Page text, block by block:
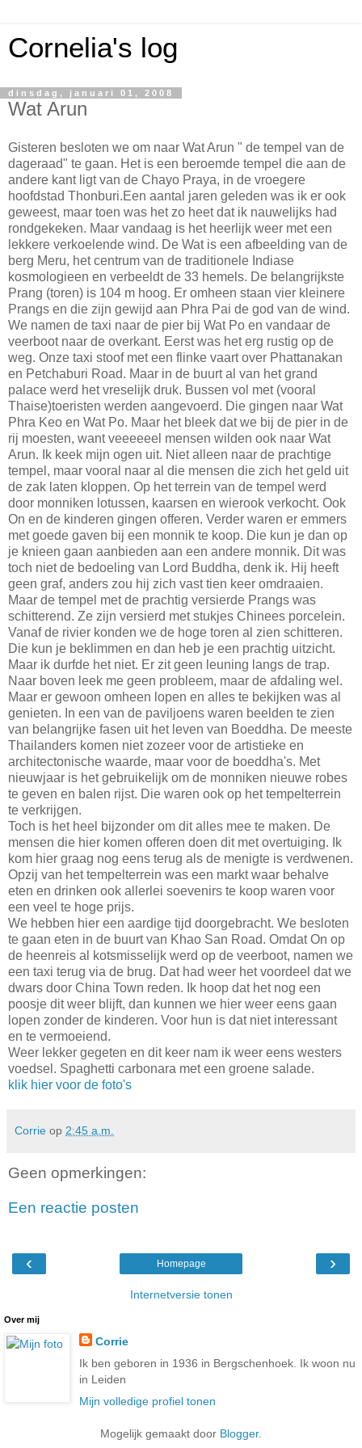
Cornelia's log
dinsdag, januari 01, 2008
Wat Arun
Gisteren besloten we om naar Wat Arun " de tempel van de
dageraad" te gaan. Het is een beroemde tempel die aan de
andere kant ligt van de Chayo Praya, in de vroegere
hoofdstad Thonburi.Een aantal jaren geleden was ik er ook
geweest, maar toen was het zo heet dat ik nauwelijks had
rondgekeken. Maar vandaag is het heerlijk weer met een
lekkere verkoelende wind. De Wat is een afbeelding van de
berg Meru, het centrum van de traditionele Indiase
kosmologieen en verbeeldt de 33 hemels. De belangrijkste
Prang (toren) is 104 m hoog. Er omheen staan vier kleinere
Prangs en die zijn gewijd aan Phra Pai de god van de wind.
We namen de taxi naar de pier bij Wat Po en vandaar de
veerboot naar de overkant. Eerst was het erg rustig op de
weg. Onze taxi stoof met een flinke vaart over Phattanakan
en Petchaburi Road. Maar in de buurt al van het grand
palace werd het vreselijk druk. Bussen vol met (vooral
Thaise)toeristen werden aangevoerd. Die gingen naar Wat
Phra Keo en Wat Po. Maar het bleek dat we bij de pier in de
rij moesten, want veeeeeel mensen wilden ook naar Wat
Arun. Ik keek mijn ogen uit. Niet alleen naar de prachtige
tempel, maar vooral naar al die mensen die zich het geld uit
de zak laten kloppen. Op het terrein van de tempel werd
door monniken lotussen, kaarsen en wierook verkocht. Ook
On en de kinderen gingen offeren. Verder waren er emmers
met goede gaven bij een monnik te koop. Die kun je dan op
je knieen gaan aanbieden aan een andere monnik. Dit was
toch niet de bedoeling van Lord Buddha, denk ik. Hij heeft
geen graf, anders zou hij zich vast tien keer omdraaien.
Maar de tempel met de prachtig versierde Prangs was
schitterend. Ze zijn versierd met stukjes Chinees porcelein.
Vanaf de rivier konden we de hoge toren al zien schitteren.
Die kun je beklimmen en dan heb je een prachtig uitzicht.
Maar ik durfde het niet. Er zit geen leuning langs de trap.
Naar boven leek me geen probleem, maar de afdaling wel.
Maar er gewoon omheen lopen en alles te bekijken was al
genieten. In een van de paviljoens waren beelden te zien
van belangrijke fasen uit het leven van Boeddha. De meeste
Thailanders komen niet zozeer voor de artistieke en
architectonische waarde, maar voor de boeddha's. Met
nieuwjaar is het gebruikelijk om de monniken nieuwe robes
te geven en balen rijst. Die waren ook op het tempelterrein
te verkrijgen.
Toch is het heel bijzonder om dit alles mee te maken. De
mensen die hier komen offeren doen dit met overtuiging. Ik
kom hier graag nog eens terug als de menigte is verdwenen.
Opzij van het tempelterrein was een markt waar behalve
eten en drinken ook allerlei soevenirs te koop waren voor
een veel te hoge prijs.
We hebben hier een aardige tijd doorgebracht. We besloten
te gaan eten in de buurt van Khao San Road. Omdat On op
de heenreis al kotsmisselijk werd op de veerboot, namen we
een taxi terug via de brug. Dat had weer het voordeel dat we
dwars door China Town reden. Ik hoop dat het nog een
poosje dit weer blijft, dan kunnen we hier weer eens gaan
lopen zonder de kinderen. Voor hun is dat niet interessant
en te vermoeiend.
Weer lekker gegeten en dit keer nam ik weer eens westers
voedsel. Spaghetti carbonara met een groene salade.
klik hier voor de foto's
Corrie op 2:45 a.m.
Geen opmerkingen:
Een reactie posten
‹ ›
Homepage
Internetversie tonen
Over mij
Corrie
Ik ben geboren in 1936 in Bergschenhoek. Ik woon nu
in Leiden
Mijn volledige profiel tonen
Mogelijk gemaakt door Blogger.